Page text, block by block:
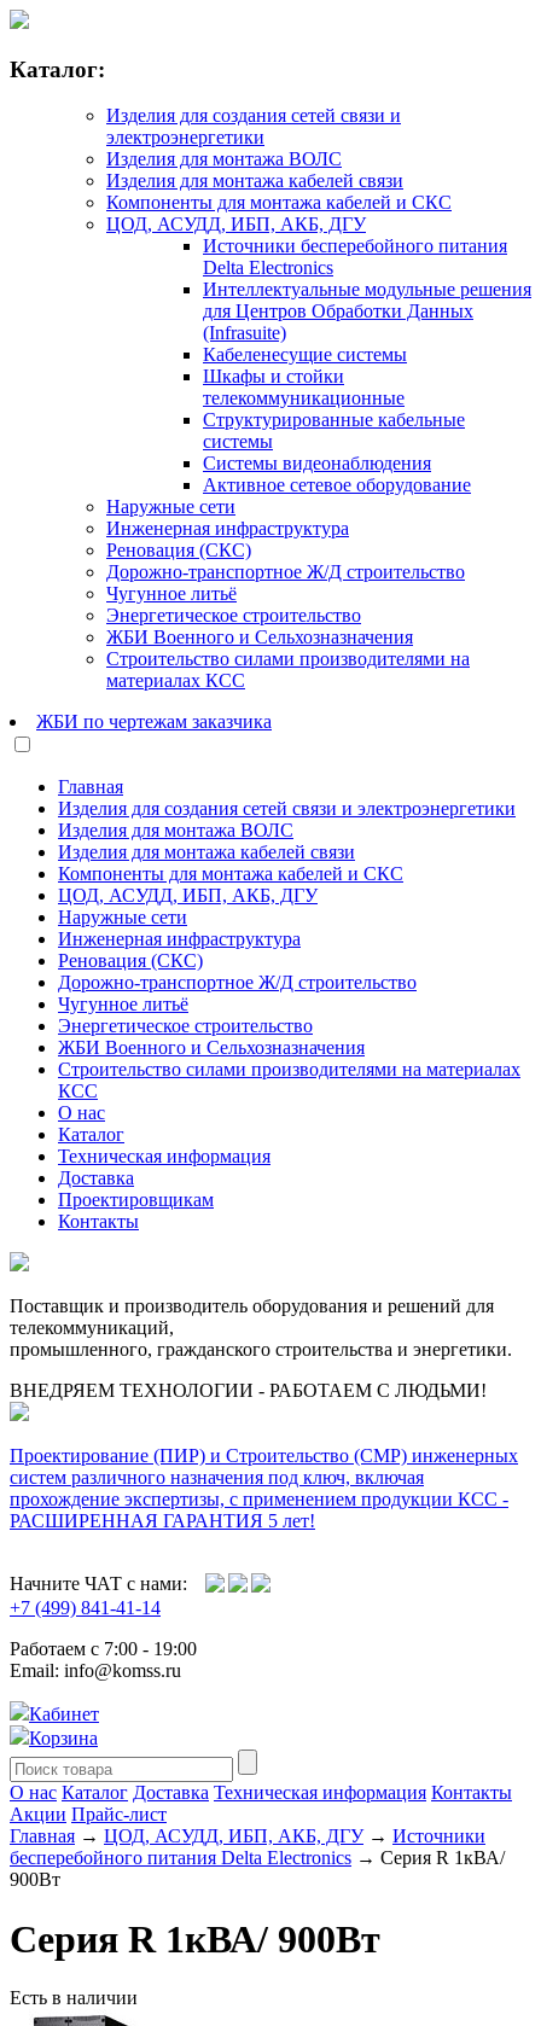
Каталог:
Изделия для создания сетей связи и
электроэнергетики
Изделия для монтажа ВОЛС
Изделия для монтажа кабелей связи
Компоненты для монтажа кабелей и СКС
ЦОД, АСУДД, ИБП, АКБ, ДГУ
Источники бесперебойного питания
Delta Electronics
Интеллектуальные модульные решения
для Центров Обработки Данных
(Infrasuite)
Кабеленесущие системы
Шкафы и стойки
телекоммуникационные
Структурированные кабельные
системы
Системы видеонаблюдения
Активное сетевое оборудование
Наружные сети
Инженерная инфраструктура
Реновация (СКС)
Дорожно-транспортное Ж/Д строительство
Чугунное литьё
Энергетическое строительство
ЖБИ Военного и Сельхозназначения
Строительство силами производителями на
материалах КСС
ЖБИ по чертежам заказчика
Главная
Изделия для создания сетей связи и электроэнергетики
Изделия для монтажа ВОЛС
Изделия для монтажа кабелей связи
Компоненты для монтажа кабелей и СКС
ЦОД, АСУДД, ИБП, АКБ, ДГУ
Наружные сети
Инженерная инфраструктура
Реновация (СКС)
Дорожно-транспортное Ж/Д строительство
Чугунное литьё
Энергетическое строительство
ЖБИ Военного и Сельхозназначения
Строительство силами производителями на материалах
КСС
О нас
Каталог
Техническая информация
Доставка
Проектировщикам
Контакты
Поставщик и производитель оборудования и решений для
телекоммуникаций,
промышленного, гражданского строительства и энергетики.
ВНЕДРЯЕМ ТЕХНОЛОГИИ - РАБОТАЕМ С ЛЮДЬМИ!
Проектирование (ПИР) и Cтроительство (СМР) инженерных
систем различного назначения под ключ, включая
прохождение экспертизы, с применением продукции КСС -
РАСШИРЕННАЯ ГАРАНТИЯ 5 лет!
Начните ЧАТ с нами:
+7 (499) 841-41-14
Работаем с 7:00 - 19:00
Email: info@komss.ru
Кабинет
Корзина
О нас Каталог Доставка Техническая информация Контакты
Акции Прайс-лист
Главная → ЦОД, АСУДД, ИБП, АКБ, ДГУ→ Источники
бесперебойного питания Delta Electronics → Серия R 1кВА/
900Вт
Серия R 1кВА/ 900Вт
Есть в наличии